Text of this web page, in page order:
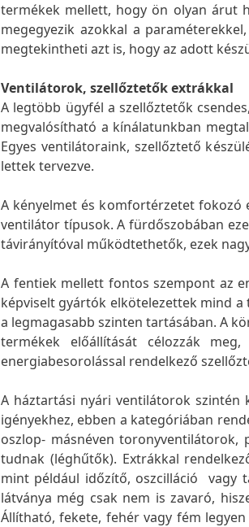
termékek mellett, hogy ön olyan árut
megegyezik azokkal a
megtekintheti azt is, hogy az adott
Ventilátorok, szellőztetők extrákkal
A legtöbb ügyfél a szellőztetők
megvalósítható a kínálatunkban
Egyes ventilátoraink, szellőztető
lettek tervezve.
A kényelmet és komfortérzetet fokozó
ventilátor típusok. A fürdőszobában
távirányítóval működtethetők, ezek
A fentiek mellett fontos szempont az
képviselt gyártók elkötelezettek mind
a legmagasabb szinten tartásában. A
termékek előállítását célozzák
energiabesorolással rendelkező
A háztartási nyári ventilátorok szintén
igényekhez, ebben a kategóriában
oszlop- másnéven
tudnak (léghűtők). Extrákkal
mint például időzítő, oszcilláció vagy
látványa még csak nem is zavaró,
Állítható, fekete, fehér vagy fém